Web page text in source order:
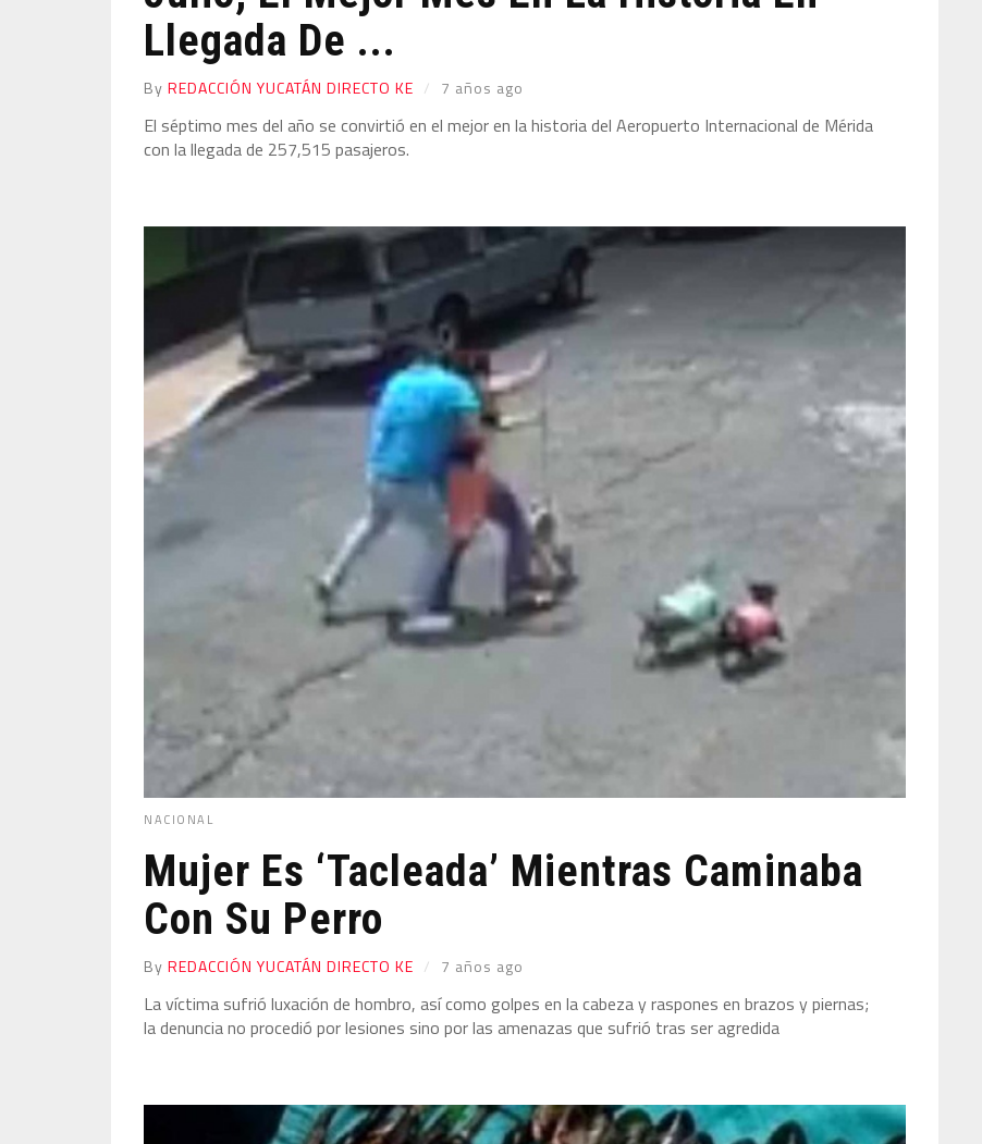
Llegada De ...
By REDACCIÓN YUCATÁN DIRECTO KE 7 años ago
El séptimo mes del año se convirtió en el mejor en la historia del Aeropuerto Internacional de Mérida
con la llegada de 257,515 pasajeros.
NACIONAL
Mujer Es ‘tacleada’ Mientras Caminaba
Con Su Perro
By REDACCIÓN YUCATÁN DIRECTO KE 7 años ago
La víctima sufrió luxación de hombro, así como golpes en la cabeza y raspones en brazos y piernas;
la denuncia no procedió por lesiones sino por las amenazas que sufrió tras ser agredida